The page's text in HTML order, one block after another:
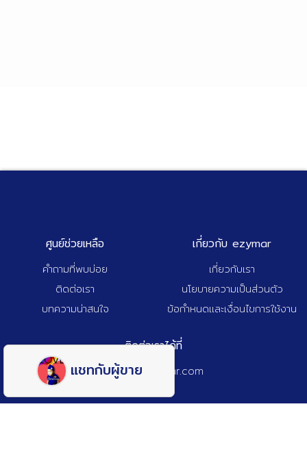
แชทกับผู้ขาย
ศูนย์ช่วยเหลือ
คำถามที่พบบ่อย
ติดต่อเรา
บทความน่าสนใจ
เกี่ยวกับ ezymar
เกี่ยวกับเรา
นโยบายความเป็นส่วนตัว
ข้อกำหนดและเงื่อนไขการใช้งาน
ติดต่อเราได้ที่
admin@ezymar.com